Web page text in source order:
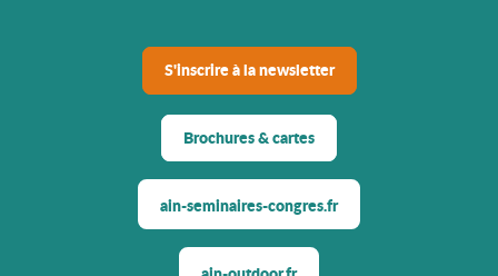
S'inscrire à la newsletter
Brochures & cartes
ain-seminaires-congres.fr